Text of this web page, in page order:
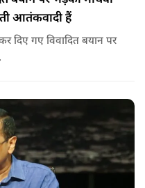
आतंकवादी हैं
दिए गए विवादित बयान पर